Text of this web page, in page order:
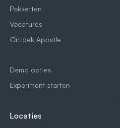
Pakketten
Vacatures
Ontdek Apostle
Demo opties
Experiment starten
Locaties